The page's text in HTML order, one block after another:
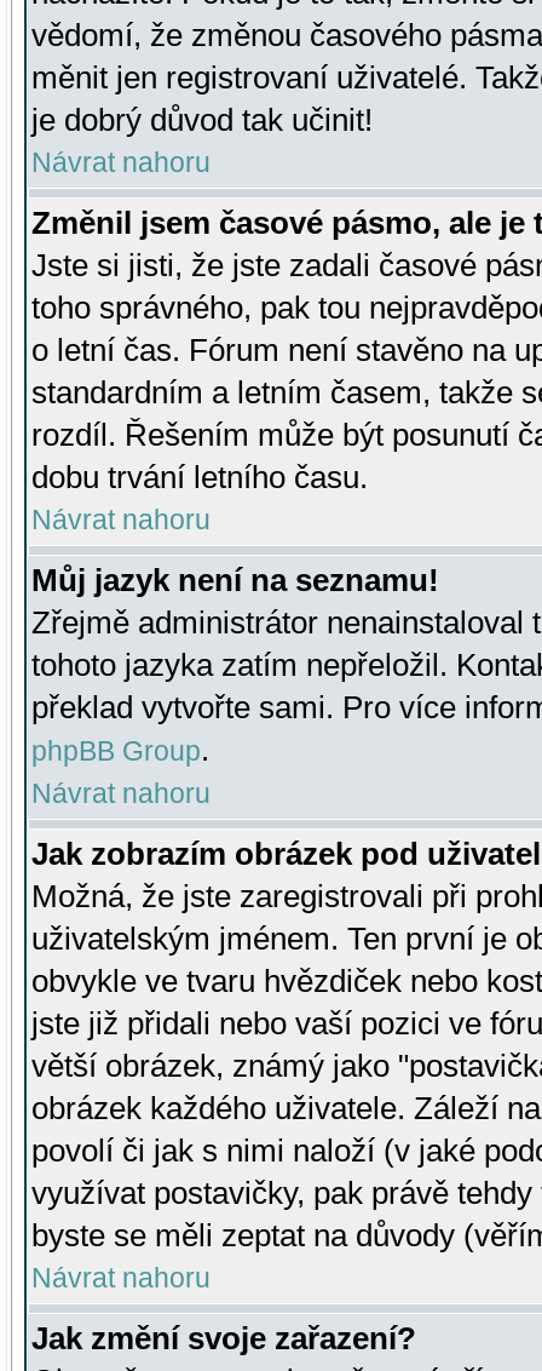
vědomí, že změnou časového
měnit jen registrovaní uživatelé.
je dobrý důvod tak učinit!
Návrat nahoru
Změnil jsem časové pásmo, ale je
Jste si jisti, že jste zadali časové
toho správného, pak tou
o letní čas. Fórum není stavěno na
standardním a letním časem, takže
rozdíl. Řešením může být posunutí
dobu trvání letního času.
Návrat nahoru
Můj jazyk není na seznamu!
Zřejmě administrátor nenainstaloval
tohoto jazyka zatím nepřeložil.
překlad vytvořte sami. Pro více
phpBB Group.
Návrat nahoru
Jak zobrazím obrázek pod
Možná, že jste zaregistrovali při
uživatelským jménem. Ten první je
obvykle ve tvaru hvězdiček nebo
jste již přidali nebo vaší pozici ve
větší obrázek, známý jako
obrázek každého uživatele. Záleží
povolí či jak s nimi naloží (v jaké
využívat postavičky, pak právě
byste se měli zeptat na důvody
Návrat nahoru
Jak změní svoje zařazení?